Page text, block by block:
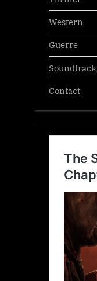
Western
Guerre
Soundtrack
Contact